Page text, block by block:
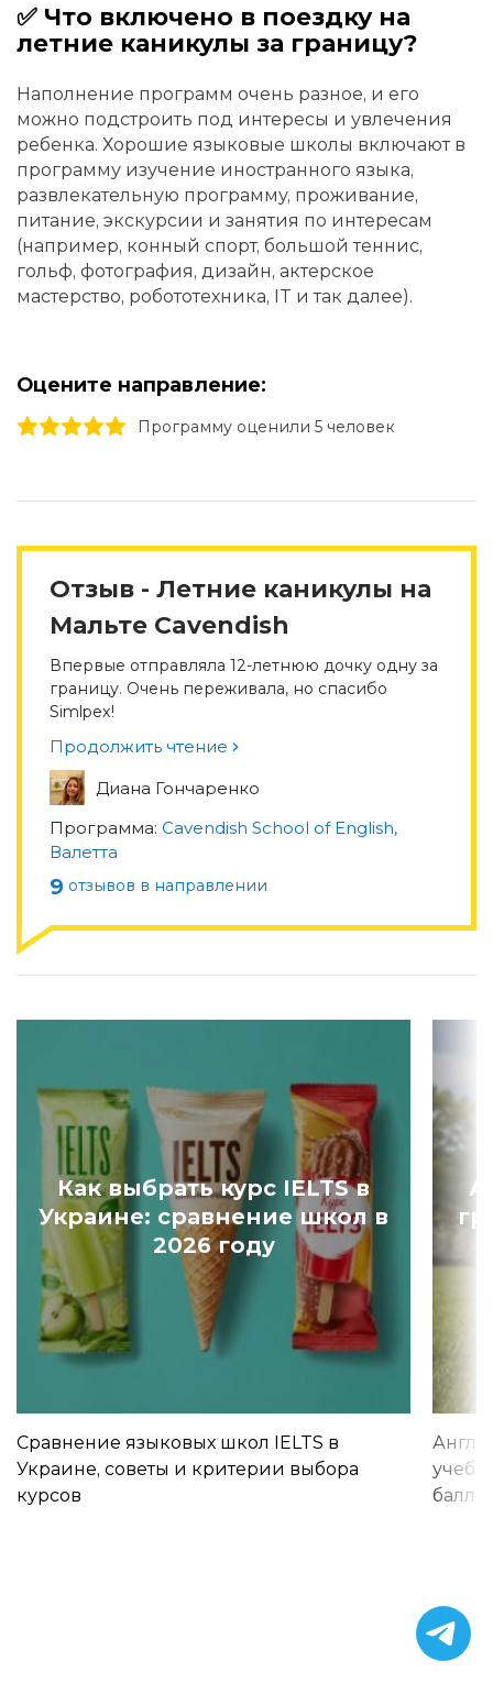
✅ Что включено в поездку на
летние каникулы за границу?
Наполнение программ очень разное, и его
можно подстроить под интересы и увлечения
ребенка. Хорошие языковые школы включают в
программу изучение иностранного языка,
развлекательную программу, проживание,
питание, экскурсии и занятия по интересам
(например, конный спорт, большой теннис,
гольф, фотография, дизайн, актерское
мастерство, робототехника, IT и так далее).
Оцените направление:
5 stars
4 stars
3 stars
2 stars
1 stars Программу оценили 5 человек
Отзыв - Летние каникулы на
Мальте Cavendish
Впервые отправляла 12-летнюю дочку одну за
границу. Очень переживала, но спасибо
Simlpex!
Продолжить чтение
Диана Гончаренко
Программа: Cavendish School of English,
Валетта
9 отзывов в направлении
Как выбрать курс IELTS в
Украине: сравнение школ в
2026 году
Сравнение языковых школ IELTS в
Украине, советы и критерии выбора
курсов
учебы
баллы